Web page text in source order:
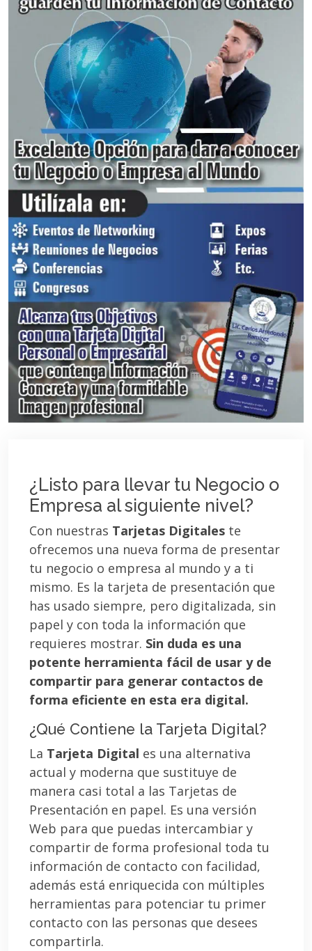
¿Listo para llevar tu Negocio o
Empresa al siguiente nivel?
Con nuestras Tarjetas Digitales te
ofrecemos una nueva forma de presentar
tu negocio o empresa al mundo y a ti
mismo. Es la tarjeta de presentación que
has usado siempre, pero digitalizada, sin
papel y con toda la información que
requieres mostrar. Sin duda es una
potente herramienta fácil de usar y de
compartir para generar contactos de
forma eficiente en esta era digital.
¿Qué Contiene la Tarjeta Digital?
La Tarjeta Digital es una alternativa
actual y moderna que sustituye de
manera casi total a las Tarjetas de
Presentación en papel. Es una versión
Web para que puedas intercambiar y
compartir de forma profesional toda tu
información de contacto con facilidad,
además está enriquecida con múltiples
herramientas para potenciar tu primer
contacto con las personas que desees
compartirla.